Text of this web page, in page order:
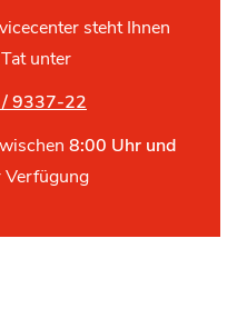
steht Ihnen
unter
9337-22
8:00 Uhr und